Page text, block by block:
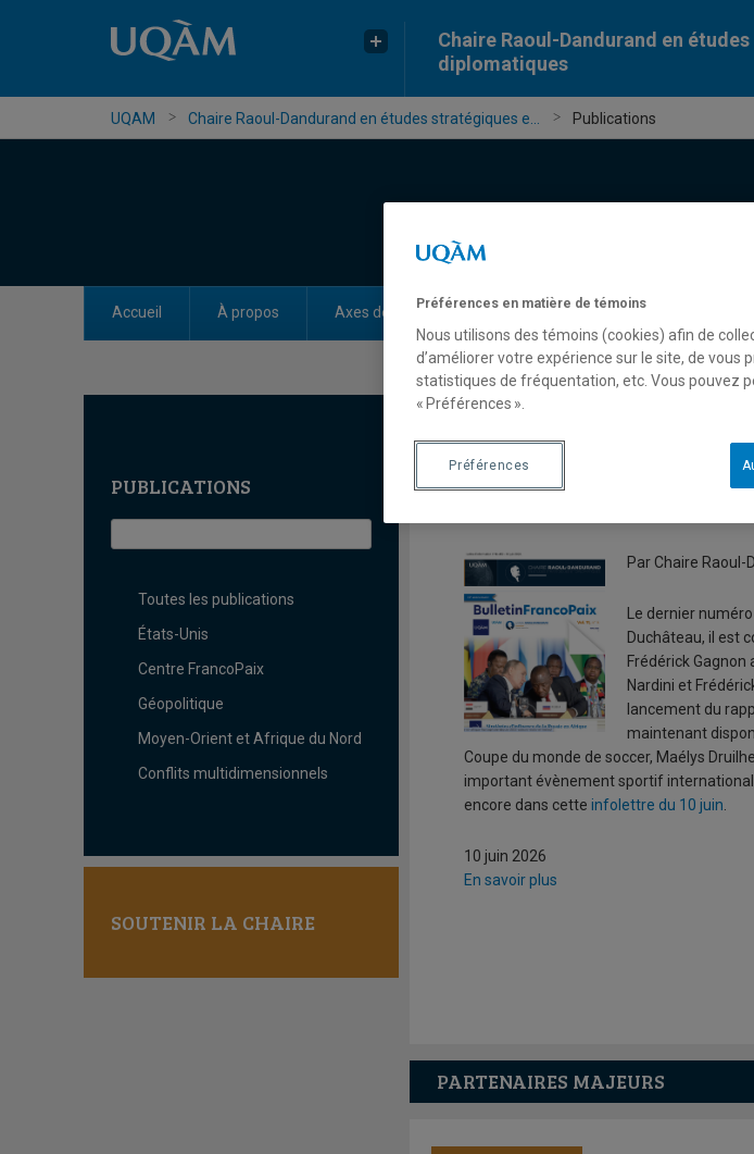
Chaire Raoul-Dandurand en
diplomatiques
UQAM Chaire Raoul-Dandurand en études stratégiques e... Publications
Accueil À propos Axes de recherche Chercheur-e-s
PUBLICATIONS
Toutes les publications
États-Unis
Centre FrancoPaix
Géopolitique
Moyen-Orient et Afrique du Nord
Conflits multidimensionnels
SOUTENIR LA CHAIRE
Lettre
Par Chaire
Le dernier
Duchâteau, il est
Frédérick
Nardini et
lancement du
maintenant
Coupe du monde de soccer, Maélys
important évènement sportif
encore dans cette infolettre du 10 juin
10 juin 2026
En savoir plus
PARTENAIRES MAJEURS
Préférences en matière de témoins
Nous utilisons des témoins (cookies) afin de
d’améliorer votre expérience sur le site, de vous
statistiques de fréquentation, etc. Vous pouvez
« Préférences ».
Préférences